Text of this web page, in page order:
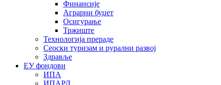
Финансије
Аграрни буџет
Осигурање
Тржиште
Технологија прераде
Сеоски туризам и рурални развој
Здравље
ЕУ фондови
ИПА
ИПАРД